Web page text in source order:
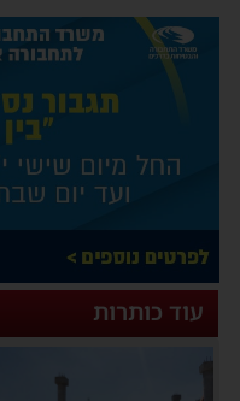
עוד כותרות